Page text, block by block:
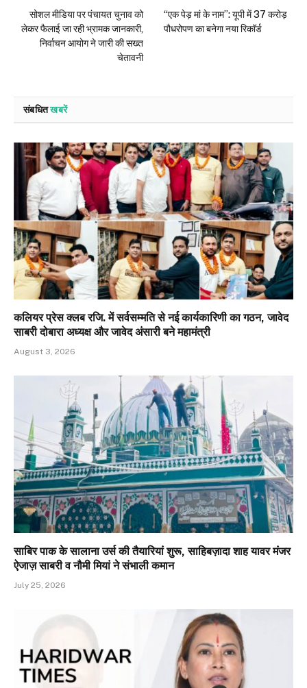
सोशल मीडिया पर पंचायत चुनाव को
लेकर फैलाई जा रही भ्रामक जानकारी,
निर्वाचन आयोग ने जारी की सख्त
चेतावनी
“एक पेड़ मां के नाम”: यूपी में 37 करोड़
पौधरोपण का बनेगा नया रिकॉर्ड
संबधितखबरें
कलियर प्रेस क्लब रजि. में सर्वसम्मति से नई कार्यकारिणी का गठन, जावेद
साबरी दोबारा अध्यक्ष और जावेद अंसारी बने महामंत्री
August 3, 2026
साबिर पाक के सालाना उर्स की तैयारियां शुरू, साहिबज़ादा शाह यावर मंजर
ऐजाज़ साबरी व नौमी मियां ने संभाली कमान
July 25, 2026